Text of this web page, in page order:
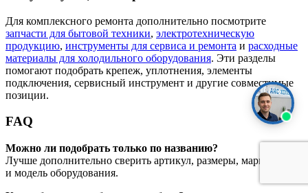
Для комплексного ремонта дополнительно посмотрите
запчасти для бытовой техники, электротехническую
продукцию, инструменты для сервиса и ремонта и расходные
материалы для холодильного оборудования. Эти разделы
помогают подобрать крепеж, уплотнения, элементы
подключения, сервисный инструмент и другие совместимые
позиции.
FAQ
Можно ли подобрать только по названию?
Лучше дополнительно сверить артикул, размеры, маркировку
и модель оборудования.